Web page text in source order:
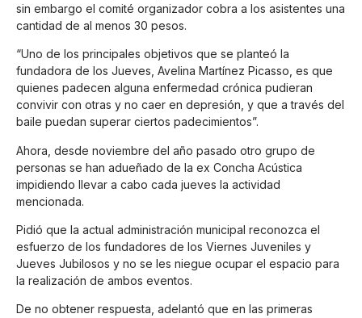
sin embargo el comité organizador cobra a los asistentes una
cantidad de al menos 30 pesos.
“Uno de los principales objetivos que se planteó la
fundadora de los Jueves, Avelina Martínez Picasso, es que
quienes padecen alguna enfermedad crónica pudieran
convivir con otras y no caer en depresión, y que a través del
baile puedan superar ciertos padecimientos”.
Ahora, desde noviembre del año pasado otro grupo de
personas se han adueñado de la ex Concha Acústica
impidiendo llevar a cabo cada jueves la actividad
mencionada.
Pidió que la actual administración municipal reconozca el
esfuerzo de los fundadores de los Viernes Juveniles y
Jueves Jubilosos y no se les niegue ocupar el espacio para
la realización de ambos eventos.
De no obtener respuesta, adelantó que en las primeras